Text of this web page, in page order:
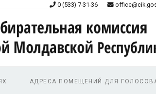
0 (533) 7-31-36
АДРЕСА ПОМЕЩЕНИЙ ДЛЯ